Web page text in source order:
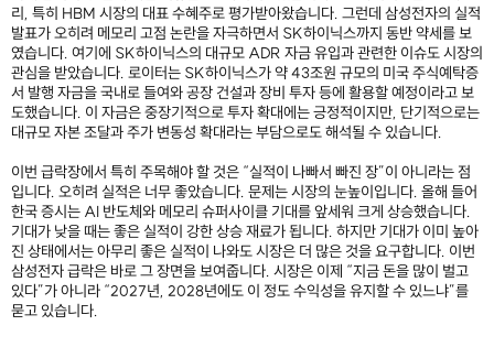
리, 특히 HBM 시장의 대표 수혜주로 평가받아왔습니다. 그런데 삼성전자의 실적
발표가 오히려 메모리 고점 논란을 자극하면서 SK하이닉스까지 동반 약세를 보
였습니다. 여기에 SK하이닉스의 대규모 ADR 자금 유입과 관련한 이슈도 시장의
관심을 받았습니다. 로이터는 SK하이닉스가 약 43조원 규모의 미국 주식예탁증
서 발행 자금을 국내로 들여와 공장 건설과 장비 투자 등에 활용할 예정이라고 보
도했습니다. 이 자금은 중장기적으로 투자 확대에는 긍정적이지만, 단기적으로는
대규모 자본 조달과 주가 변동성 확대라는 부담으로도 해석될 수 있습니다.
이번 급락장에서 특히 주목해야 할 것은 “실적이 나빠서 빠진 장”이 아니라는 점
입니다. 오히려 실적은 너무 좋았습니다. 문제는 시장의 눈높이입니다. 올해 들어
한국 증시는 AI 반도체와 메모리 슈퍼사이클 기대를 앞세워 크게 상승했습니다.
기대가 낮을 때는 좋은 실적이 강한 상승 재료가 됩니다. 하지만 기대가 이미 높아
진 상태에서는 아무리 좋은 실적이 나와도 시장은 더 많은 것을 요구합니다. 이번
삼성전자 급락은 바로 그 장면을 보여줍니다. 시장은 이제 “지금 돈을 많이 벌고
있다”가 아니라 “2027년, 2028년에도 이 정도 수익성을 유지할 수 있느냐”를
묻고 있습니다.